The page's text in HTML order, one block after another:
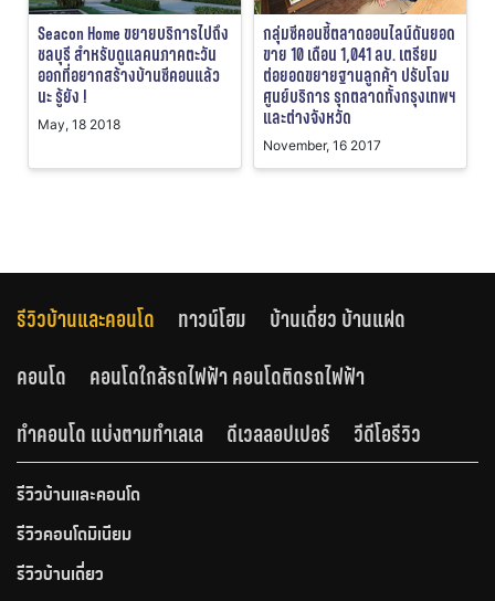
Seacon Home ขยายบริการไปถึง
ชลบุรี สำหรับดูแลคนภาคตะวัน
ออกที่อยากสร้างบ้านซีคอนแล้ว
นะ รู้ยัง !
May, 18 2018
กลุ่มซีคอนชี้ตลาดออนไลน์ดันยอด
ขาย 10 เดือน 1,041 ลบ. เตรียม
ต่อยอดขยายฐานลูกค้า ปรับโฉม
ศูนย์บริการ รุกตลาดทั้งกรุงเทพฯ
และต่างจังหวัด
November, 16 2017
รีวิวบ้านและคอนโด ทาวน์โฮม
บ้านเดี่ยว บ้านแฝด
คอนโด
คอนโดใกล้รถไฟฟ้า คอนโดติดรถไฟฟ้า
ทำคอนโด แบ่งตามทำเลเล
ดีเวลลอปเปอร์ วีดีโอรีวิว
รีวิวบ้านและคอนโด
รีวิวคอนโดมิเนียม
รีวิวบ้านเดี่ยว